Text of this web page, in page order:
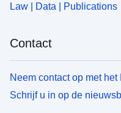
Law | Data | Publications
Contact
Neem contact op met
Schrijf u in op de